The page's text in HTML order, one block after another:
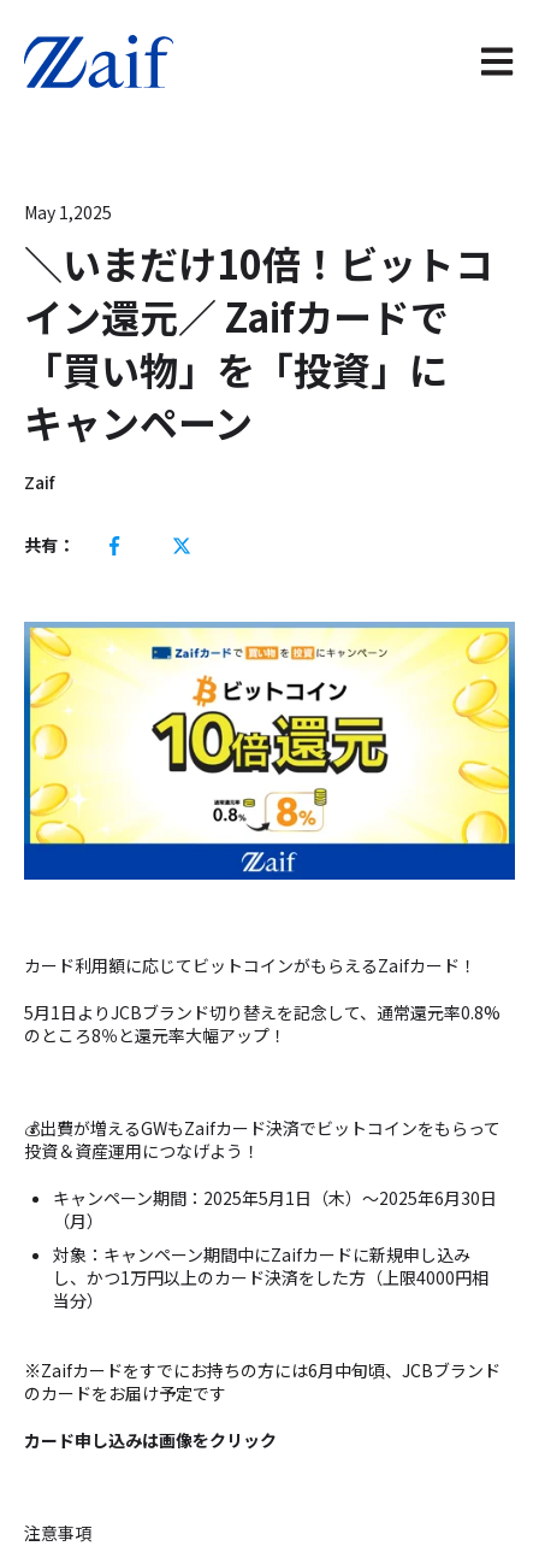
メイン
May 1,2025
＼いまだけ10倍！ビットコ
イン還元／ Zaifカードで
「買い物」を「投資」に
キャンペーン
Zaif
共有：
カード利用額に応じてビットコインがもらえるZaifカード！
5月1日よりJCBブランド切り替えを記念して、通常還元率0.8%
のところ8％と還元率大幅アップ！
💰出費が増えるGWもZaifカード決済でビットコインをもらって
投資＆資産運用につなげよう！
キャンペーン期間：2025年5月1日（木）～2025年6月30日
（月）
対象：キャンペーン期間中にZaifカードに新規申し込み
し、かつ1万円以上のカード決済をした方（上限4000円相
当分）
※Zaifカードをすでにお持ちの方には6月中旬頃、JCBブランド
のカードをお届け予定です
カード申し込みは画像をクリック
注意事項